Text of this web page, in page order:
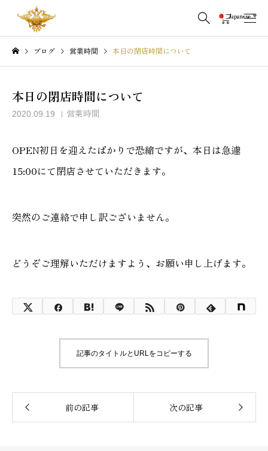
ブログ 営業時間 本日の閉店時間について
本日の閉店時間について
2020.09.19 営業時間
OPEN初日を迎えたばかりで恐縮ですが、本日は急遽
15:00にて閉店させていただきます。
突然のご連絡で申し訳ございません。
どうぞご理解いただけますよう、お願い申し上げます。
記事のタイトルとURLをコピーする
Japanese ▼